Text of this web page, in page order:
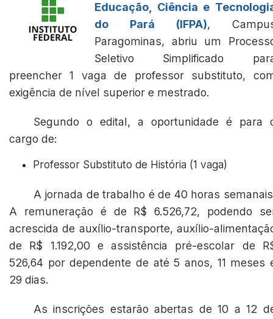
Educação, Ciência e
do Pará (IFPA),
Paragominas, abriu um
Seletivo Simplificado
preencher 1 vaga de professor substituto,
exigência de nível superior e mestrado.
Segundo o edital, a oportunidade é para
cargo de:
Professor Substituto de História (1 vaga)
A jornada de trabalho é de 40 horas
A remuneração é de R$ 6.526,72, podendo
acrescida de auxílio-transporte, auxílio-
de R$ 1.192,00 e assistência pré-escolar de
526,64 por dependente de até 5 anos, 11 meses
29 dias.
As inscrições estarão abertas de 10 a 12